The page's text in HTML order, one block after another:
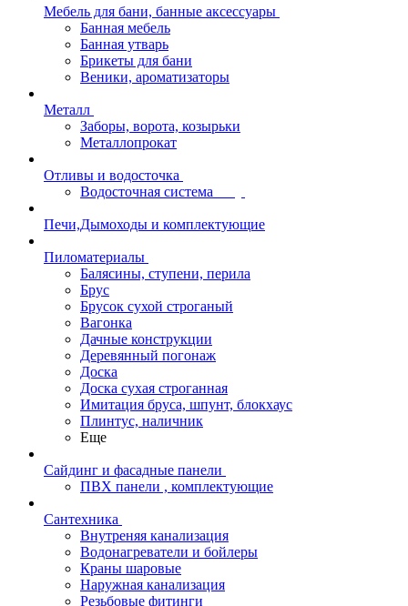
Мебель для бани, банные аксессуары
Банная мебель
Банная утварь
Брикеты для бани
Веники, ароматизаторы
Металл
Заборы, ворота, козырьки
Металлопрокат
Отливы и водосточка
Водосточная система
Печи,Дымоходы и комплектующие
Пиломатериалы
Балясины, ступени, перила
Брус
Брусок сухой строганый
Вагонка
Дачные конструкции
Деревянный погонаж
Доска
Доска сухая строганная
Имитация бруса, шпунт, блокхаус
Плинтус, наличник
Еще
Сайдинг и фасадные панели
ПВХ панели , комплектующие
Сантехника
Внутреняя канализация
Водонагреватели и бойлеры
Краны шаровые
Наружная канализация
Резьбовые фитинги